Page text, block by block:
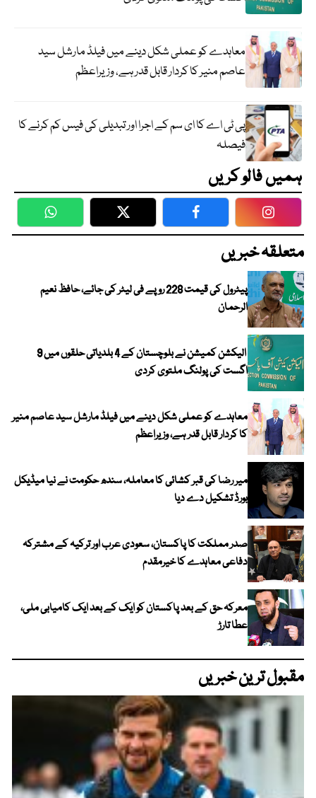
معاہدے کو عملی شکل دینے میں فیلڈ مارشل سید
عاصم منیر کا کردار قابل قدر ہے، وزیراعظم
پی ٹی اے کا ای سم کے اجرا اور تبدیلی کی فیس کم کرنے کا
فیصلہ
ہمیں فالو کریں
WhatsApp Twitter Facebook
متعلقہ خبریں
پیٹرول کی قیمت 228 روپے فی لیٹر کی جائے، حافظ نعیم
الرحمان
الیکشن کمیشن نے بلوچستان کے 4 بلدیاتی حلقوں میں 9
اگست کی پولنگ ملتوی کردی
معاہدے کو عملی شکل دینے میں فیلڈ مارشل سید عاصم منیر
کا کردار قابل قدر ہے، وزیراعظم
میر رضا کی قبر کشائی کا معاملہ، سندھ حکومت نے نیا میڈیکل
بورڈ تشکیل دے دیا
صدر مملکت کا پاکستان، سعودی عرب اور ترکیہ کے مشترکہ
دفاعی معاہدے کا خیرمقدم
معرکہ حق کے بعد پاکستان کو ایک کے بعد ایک کامیابی ملی،
عطا تارڑ
مقبول ترین خبریں